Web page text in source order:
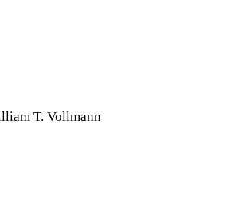
T. Vollmann